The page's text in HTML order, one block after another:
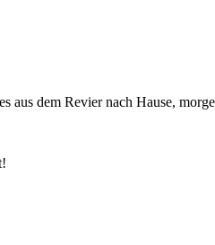
aus dem Revier nach Hause,